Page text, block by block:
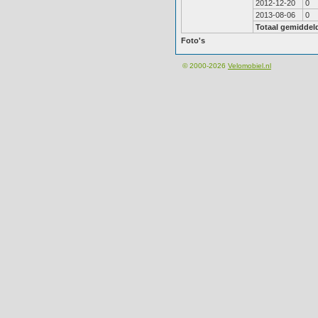
2012-12-20
0
2013-08-06
0
Totaal
Foto's
© 2000-2026 Velomobiel.nl